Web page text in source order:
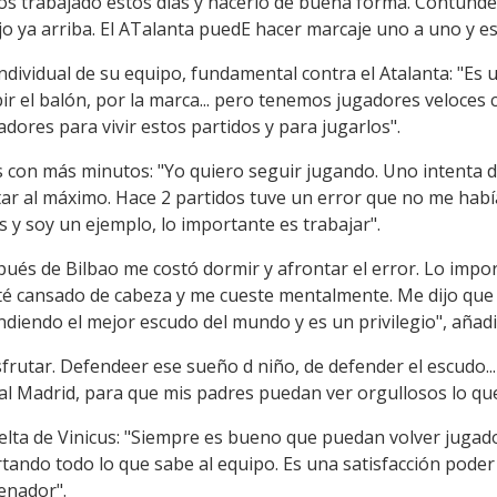
ya arriba. El ATalanta puedE hacer marcaje uno a uno y
de su equipo, fundamental contra el Atalanta: "Es
el balón, por la marca... pero tenemos jugadores veloces
para vivir estos partidos y para jugarlos".
más minutos: "Yo quiero seguir jugando. Uno intenta
al máximo. Hace 2 partidos tuve un error que no me
y soy un ejemplo, lo importante es trabajar".
de Bilbao me costó dormir y afrontar el error. Lo
cansado de cabeza y me cueste mentalmente. Me dijo
el mejor escudo del mundo y es un privilegio",
Defendeer ese sueño d niño, de defender el
Madrid, para que mis padres puedan ver orgullosos lo
de Vinicus: "Siempre es bueno que puedan volver
todo lo que sabe al equipo. Es una satisfacción